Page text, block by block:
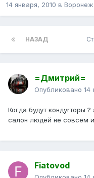
14 января, 2010 в
НАЗАД
=Дмитрий=
Опубликовано 14
Когда будут кондуrторы
салон людей не совсем
Fiatovod